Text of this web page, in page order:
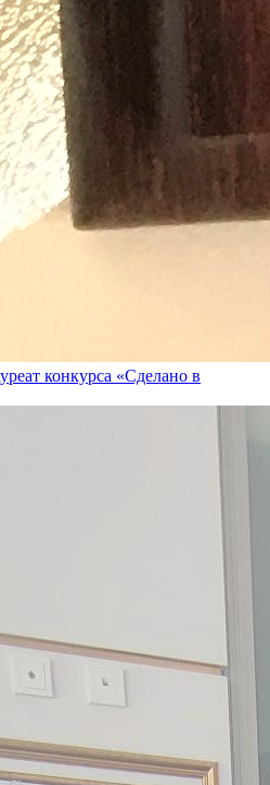
конкурса «Сделано в